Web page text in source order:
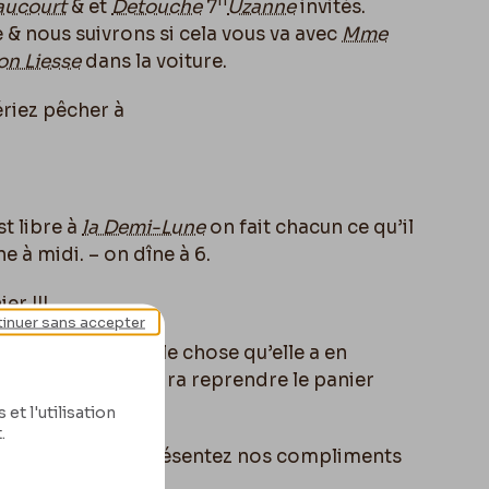
& et Detouche7 Uzanneinvités.
nous suivrons si cela vous va avec Mme
Liessedans la voiture.
pêcher à
libre à la Demi-Luneon fait chacun ce qu’il
à midi. – on dîne à 6.
!!!
c’est la seule chose qu’elle a en
Le domestique ira reprendre le panier
, à demain et présentez nos compliments
et l'utilisation
sans accepter